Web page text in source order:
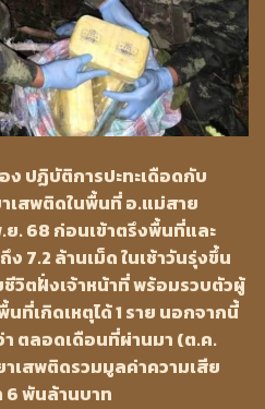
ง ปฏิบัติการปะทะเดือดกับ
เสพติดในพื้นที่ อ.แม่สาย
ย. 68 ก่อนเข้าตรึงพื้นที่และ
7.2 ล้านเม็ด ในเช้าวันรุ่งขึ้น
วิตฝั่งเจ้าหน้าที่ พร้อมรวบตัวผู้
ที่เกิดเหตุได้ 1 ราย นอกจากนี้
ตลอดเดือนที่ผ่านมา (ต.ค.
เสพติดรวมมูลค่าความเสีย
6 พันล้านบาท